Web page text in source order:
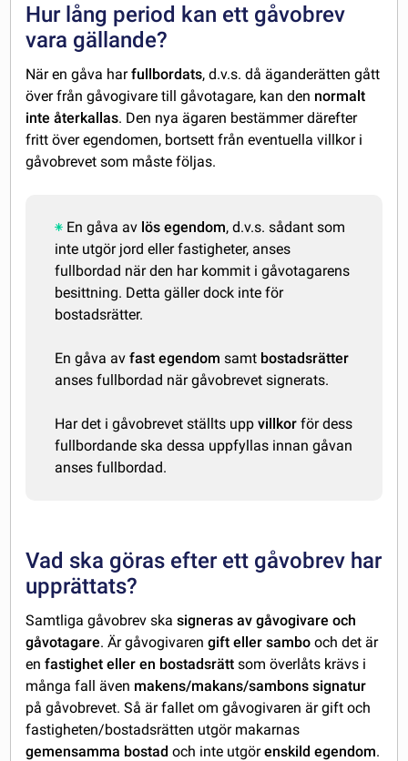
Hur lång period kan ett gåvobrev
vara gällande?
När en gåva harfullbordats, d.v.s. då äganderätten gått
över från gåvogivare till gåvotagare, kan den normalt
inte återkallas. Den nya ägaren bestämmer därefter
fritt över egendomen, bortsett från eventuella villkor i
gåvobrevet som måste följas.
En gåva av lös egendom, d.v.s. sådant som
inte utgör jord eller fastigheter, anses
fullbordad när den har kommit i gåvotagarens
besittning. Detta gäller dock inte för
bostadsrätter.
En gåva avfast egendom samt bostadsrätter
anses fullbordad när gåvobrevet signerats.
Har det i gåvobrevet ställts uppvillkor för dess
fullbordande ska dessa uppfyllas innan gåvan
anses fullbordad.
Vad ska göras efter ett gåvobrev har
upprättats?
Samtliga gåvobrev skasigneras av gåvogivare och
gåvotagare. Är gåvogivarengift eller sambo och det är
enfastighet eller en bostadsrättsom överlåts krävs i
många fall även makens/makans/sambons signatur
på gåvobrevet. Så är fallet om gåvogivaren är gift och
fastigheten/bostadsrätten utgör makarnas
gemensamma bostad och inte utgörenskild egendom.